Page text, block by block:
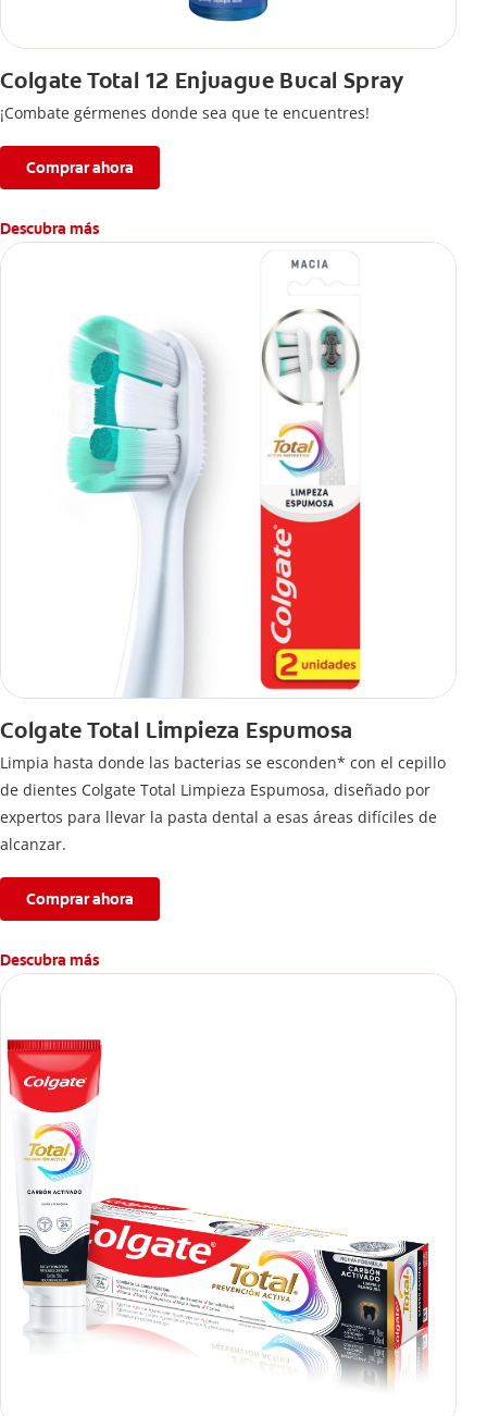
Colgate Total 12 Enjuague Bucal Spray
¡Combate gérmenes donde sea que te encuentres!
Comprar ahora
Descubra más
Colgate Total Limpieza Espumosa
Limpia hasta donde las bacterias se esconden* con el cepillo
de dientes Colgate Total Limpieza Espumosa, diseñado por
expertos para llevar la pasta dental a esas áreas difíciles de
alcanzar.
Comprar ahora
Descubra más